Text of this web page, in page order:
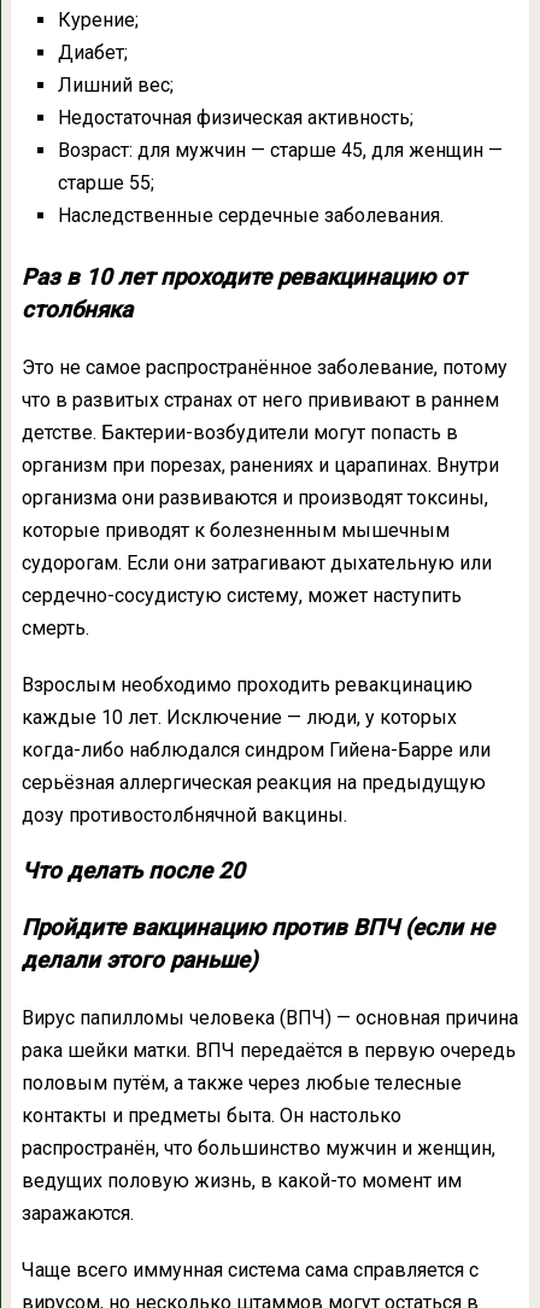
Курение;
Диабет;
Лишний вес;
Недостаточная физическая активность;
Возраст: для мужчин — старше 45, для женщин —
старше 55;
Наследственные сердечные заболевания.
Раз в 10 лет проходите ревакцинацию от
столбняка
Это не самое распространённое заболевание, потому
что в развитых странах от него прививают в раннем
детстве. Бактерии-возбудители могут попасть в
организм при порезах, ранениях и царапинах. Внутри
организма они развиваются и производят токсины,
которые приводят к болезненным мышечным
судорогам. Если они затрагивают дыхательную или
сердечно-сосудистую систему, может наступить
смерть.
Взрослым необходимо проходить ревакцинацию
каждые 10 лет. Исключение — люди, у которых
когда-либо наблюдался синдром Гийена-Барре или
серьёзная аллергическая реакция на предыдущую
дозу противостолбнячной вакцины.
Что делать после 20
Пройдите вакцинацию против ВПЧ (если не
делали этого раньше)
Вирус папилломы человека (ВПЧ) — основная причина
рака шейки матки. ВПЧ передаётся в первую очередь
половым путём, а также через любые телесные
контакты и предметы быта. Он настолько
распространён, что большинство мужчин и женщин,
ведущих половую жизнь, в какой-то момент им
заражаются.
Чаще всего иммунная система сама справляется с
вирусом, но несколько штаммов могут остаться в